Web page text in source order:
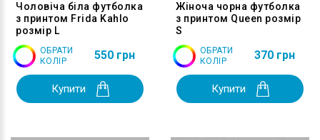
Чоловіча біла футболка
з принтом Frida Kahlo
розмір L
ОБРАТИ
КОЛІР
550 грн
Купити
Жіноча чорна футболка
з принтом Queen розмір
S
ОБРАТИ
КОЛІР
370 грн
Купити